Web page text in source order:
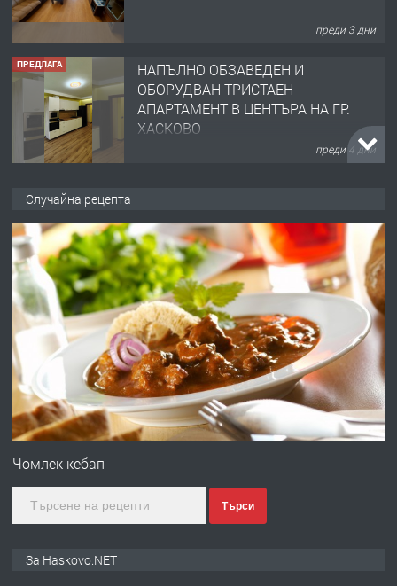
преди 3 дни
ПРЕДЛАГА
НАПЪЛНО ОБЗАВЕДЕН И
ОБОРУДВАН ТРИСТАЕН
АПАРТАМЕНТ В ЦЕНТЪРА НА ГР.
ХАСКОВО
преди 4 дни
преди 4 дни
ПРЕДЛАГА
№4120 Магазин/Офис под наем в кв.
Любен Каравелов, Хасково-близо до
градската градина!
преди 4 дни
ПРЕДЛАГА
ПРОСТОРЕН ТРИСТАЕН
Случайна рецепта
Чомлек кебап
Търси
За Haskovo.NET